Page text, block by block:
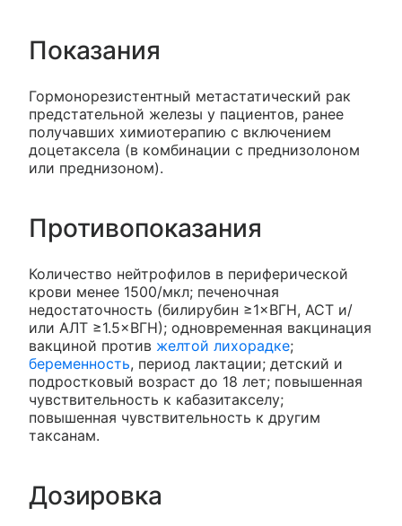
Показания
Гормонорезистентный метастатический рак
предстательной железы у пациентов, ранее
получавших химиотерапию с включением
доцетаксела (в комбинации с преднизолоном
или преднизоном).
Противопоказания
Количество нейтрофилов в периферической
крови менее 1500/мкл; печеночная
недостаточность (билирубин ≥1×ВГН, ACT и/
или АЛТ ≥1.5×ВГН); одновременная вакцинация
вакциной против желтой лихорадке;
беременность, период лактации; детский и
подростковый возраст до 18 лет; повышенная
чувствительность к кабазитакселу;
повышенная чувствительность к другим
таксанам.
Дозировка